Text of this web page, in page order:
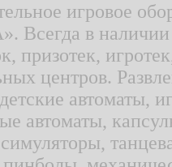
игровое
Всегда в наличии
призотек,
центров.
автоматы,
автоматы,